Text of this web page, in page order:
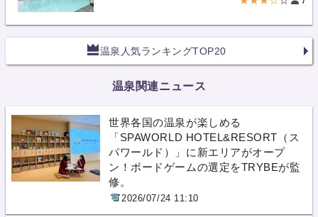
温泉人気ランキングTOP20
温泉関連ニュース
世界各国の温泉が楽しめる
「SPAWORLD HOTEL&RESORT（ス
パワールド）」に新エリアがオープ
ン！ボードゲームの選定をTRYBEが監
修。
2026/07/24 11:10